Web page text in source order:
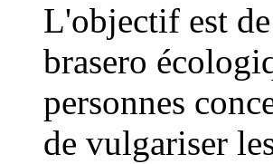
L'objectif est
brasero
personnes
de vulgariser